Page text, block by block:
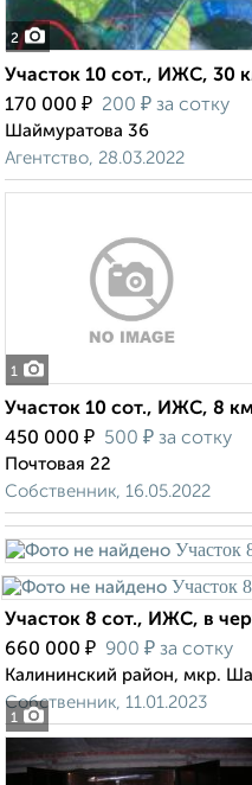
2
Участок 10 сот., ИЖС, 30
170 000 ₽ 200 ₽ за сотку
Шаймуратова 36
Агентство, 28.03.2022
1
Участок 10 сот., ИЖС, 8
450 000 ₽ 500 ₽ за сотку
Почтовая 22
Собственник, 16.05.2022
1
Участок 8 сот., ИЖС, в
660 000 ₽ 900 ₽ за сотку
Калининский район, мкр.
Собственник, 11.01.2023